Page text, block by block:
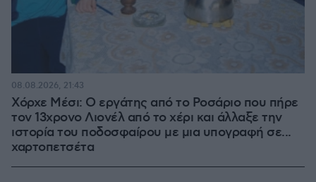
Χόρχε Μέσι: Ο εργάτης από το Ροσάριο που πήρε
τον 13χρονο Λιονέλ από το χέρι και άλλαξε την
ιστορία του ποδοσφαίρου με μια υπογραφή σε...
χαρτοπετσέτα
08.08.2026, 21:43